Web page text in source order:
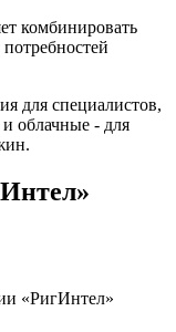
комбинировать
для специалистов,
облачные - для
«РигИнтел»